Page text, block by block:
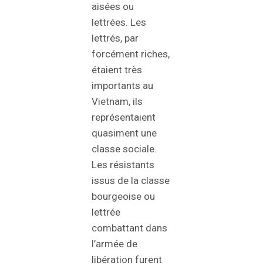
aisées ou
lettrées. Les
lettrés, par
forcément riches,
étaient très
importants au
Vietnam, ils
représentaient
quasiment une
classe sociale.
Les résistants
issus de la classe
bourgeoise ou
lettrée
combattant dans
l’armée de
libération furent